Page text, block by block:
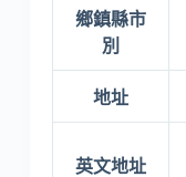
鄉鎮縣市
別
地址
英文地址